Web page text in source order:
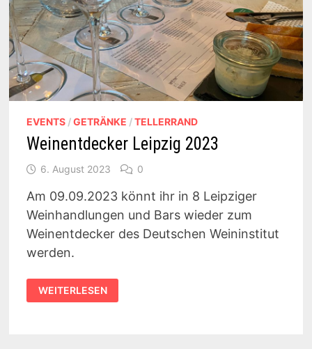
EVENTS/GETRÄNKE /TELLERRAND
Weinentdecker Leipzig 2023
6. August 2023 0
Am 09.09.2023 könnt ihr in 8 Leipziger
Weinhandlungen und Bars wieder zum
Weinentdecker des Deutschen Weininstitut
werden.
WEINENTDECKER
LEIPZIG
2023
WEITERLESEN